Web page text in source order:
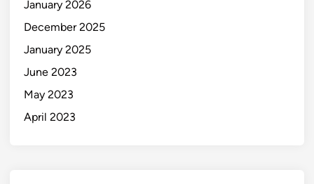
January 2026
December 2025
January 2025
June 2023
May 2023
April 2023